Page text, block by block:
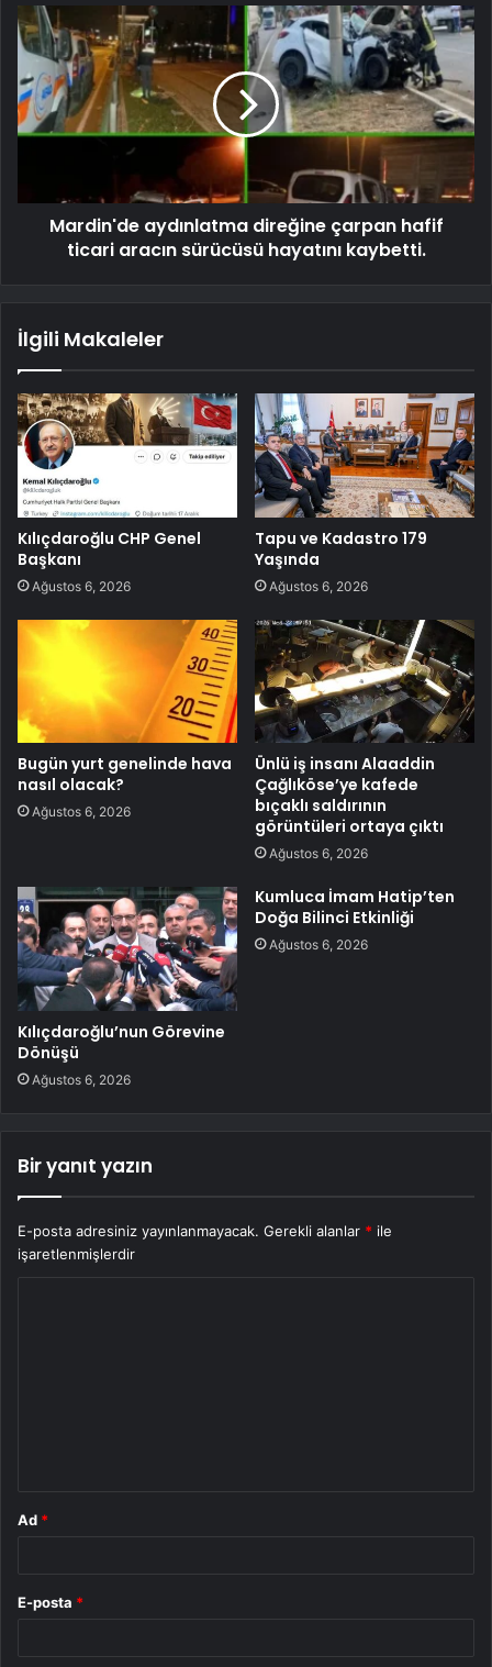
Mardin'de aydınlatma direğine çarpan hafif
ticari aracın sürücüsü hayatını kaybetti.
İlgili Makaleler
Kılıçdaroğlu CHP Genel
Başkanı
Ağustos 6, 2026
Tapu ve Kadastro 179
Yaşında
Ağustos 6, 2026
Bugün yurt genelinde hava
nasıl olacak?
Ağustos 6, 2026
Ünlü iş insanı Alaaddin
Çağlıköse’ye kafede
bıçaklı saldırının
görüntüleri ortaya çıktı
Ağustos 6, 2026
Kılıçdaroğlu’nun Görevine
Dönüşü
Ağustos 6, 2026
Kumluca İmam Hatip’ten
Doğa Bilinci Etkinliği
Ağustos 6, 2026
Bir yanıt yazın
E-posta adresiniz yayınlanmayacak. Gerekli alanlar * ile
işaretlenmişlerdir
Ad *
E-posta *